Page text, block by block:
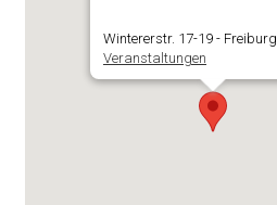
Wintererstr. 17-19 - Freiburg
Veranstaltungen